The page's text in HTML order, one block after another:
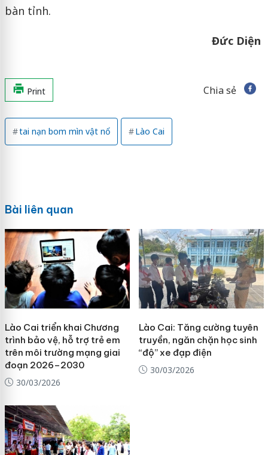
bàn tỉnh.
Đức Diện
Print Chia sẻ
tai nạn bom mìn vật nổ Lào Cai
Bài liên quan
Lào Cai triển khai Chương
trình bảo vệ, hỗ trợ trẻ em
trên môi trường mạng giai
đoạn 2026–2030
30/03/2026
Lào Cai: Tăng cường tuyên
truyền, ngăn chặn học sinh
“độ” xe đạp điện
30/03/2026